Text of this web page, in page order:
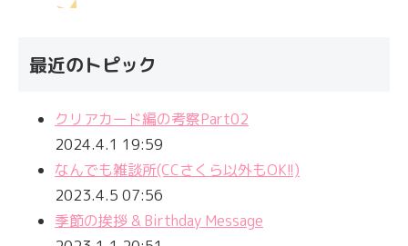
最近のトピック
クリアカード編の考察Part02
2024.4.1 19:59
なんでも雑談所(CCさくら以外もOK!!)
2023.4.5 07:56
季節の挨拶 & Birthday Message